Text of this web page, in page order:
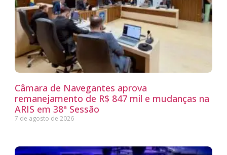
Câmara de Navegantes aprova
remanejamento de R$ 847 mil e mudanças na
ARIS em 38ª Sessão
7 de agosto de 2026